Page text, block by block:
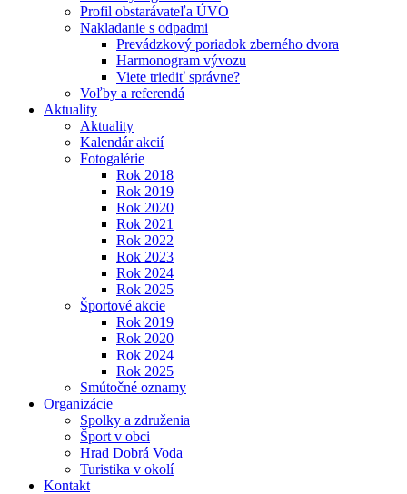
Profil obstarávateľa ÚVO
Nakladanie s odpadmi
Prevádzkový poriadok zberného dvora
Harmonogram vývozu
Viete triediť správne?
Voľby a referendá
Aktuality
Aktuality
Kalendár akcií
Fotogalérie
Rok 2018
Rok 2019
Rok 2020
Rok 2021
Rok 2022
Rok 2023
Rok 2024
Rok 2025
Športové akcie
Rok 2019
Rok 2020
Rok 2024
Rok 2025
Smútočné oznamy
Organizácie
Spolky a združenia
Šport v obci
Hrad Dobrá Voda
Turistika v okolí
Kontakt